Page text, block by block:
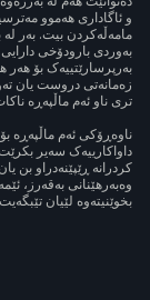
و ئاگاداری هەموو
مامەڵەکردن بیت. بەر لە
بەوردی بارودۆخی
بەرپرسارێتییەک بۆ هەر
زەمانەتی دروست یان
تری ناو ئەم ماڵپەڕە
ناوەڕۆکی ئەم ماڵپەڕە
داواکارییەک سەیر
کردرانە ڕێپێنەدراو بن
وەبەرهێنانی بەقەرز،
بخوێنیتەوە لێیان